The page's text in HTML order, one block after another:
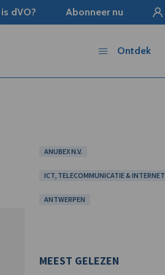
dVO? Abonneer nu
Ontdek
ANUBEX N.V.
ICT, TELECOMMUNICATIE & INTERNET
ANTWERPEN
MEEST GELEZEN